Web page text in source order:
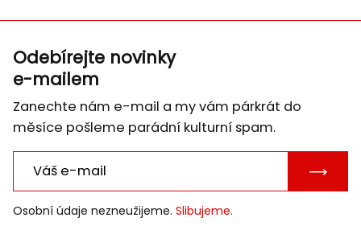
Odebírejte novinky
e-mailem
Zanechte nám e-mail a my vám párkrát do
měsíce pošleme parádní kulturní spam.
E-
Osobní údaje nezneužijeme. Slibujeme.